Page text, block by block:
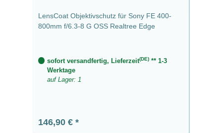
LensCoat Objektivschutz für Sony FE 400-
800mm f/6.3-8 G OSS Realtree Edge
sofort versandfertig, Lieferzeit(DE)** 1-3
Werktage
auf Lager: 1
Regulärer Preis:
146,90 €